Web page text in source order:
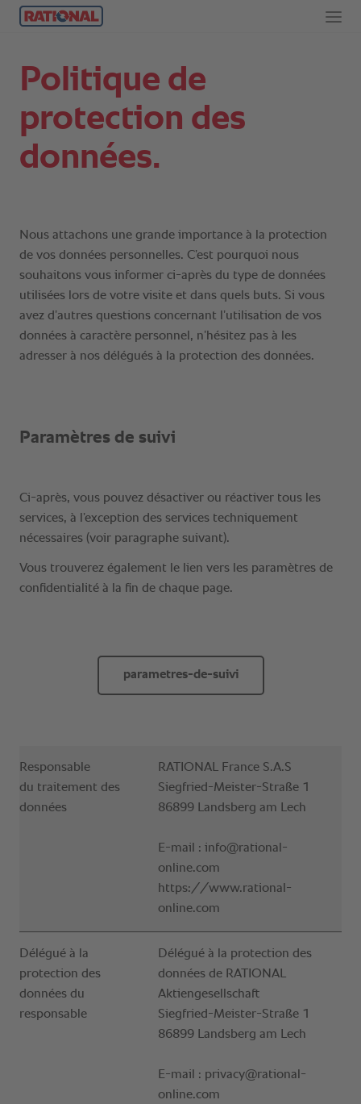
Politique de
protection des
données.
parametres-de-suivi